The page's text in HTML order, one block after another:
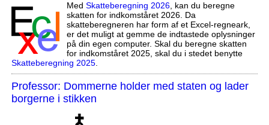
Med Skatteberegning 2026, kan du beregne
skatten for indkomståret 2026. Da
skatteberegneren har form af et Excel-regneark,
er det muligt at gemme de indtastede oplysninger
på din egen computer. Skal du beregne skatten
for indkomståret 2025, skal du i stedet benytte
Skatteberegning 2025.
Professor: Dommerne holder med staten og lader
borgerne i stikken